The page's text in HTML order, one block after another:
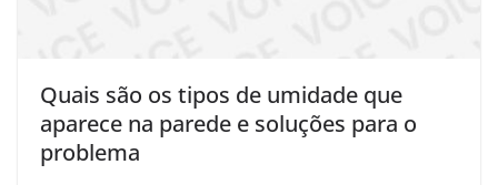
Quais são os tipos de umidade que
aparece na parede e soluções para o
problema